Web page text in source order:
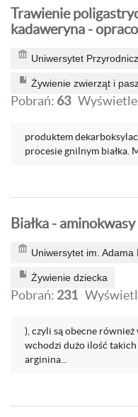
Trawienie
kadaweryna -
Uniwersytet
Żywienie zwierząt i
Pobrań: 63
produktem
procesie gnilnym białka.
Białka - aminokwasy
Uniwersytet im. Adama
Żywienie dziecka
Pobrań: 231
), czyli są obecne
wchodzi dużo ilość
arginina...